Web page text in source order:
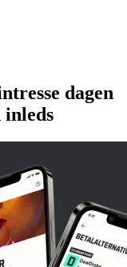
dagen
inleds